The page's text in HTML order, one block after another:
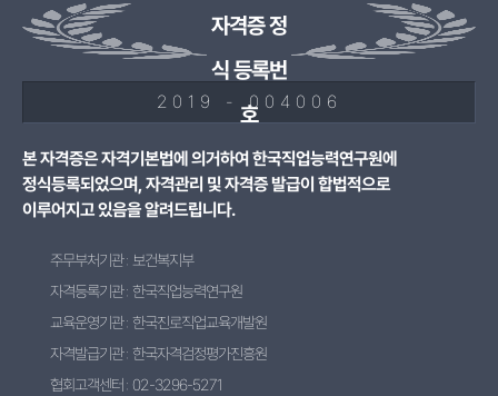
자격증 정
식 등록번
호
2019 - 004006
본 자격증은 자격기본법에 의거하여 한국직업능력연구원에
정식등록되었으며, 자격관리 및 자격증 발급이 합법적으로
이루어지고 있음을 알려드립니다.
주무부처기관 : 보건복지부
자격등록기관 : 한국직업능력연구원
교육운영기관 : 한국진로직업교육개발원
자격발급기관 : 한국자격검정평가진흥원
협회고객센터 : 02-3296-5271